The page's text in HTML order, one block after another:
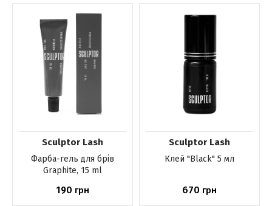
Sculptor Lash
Фарба-гель для брів
Graphite, 15 ml
190 грн
Sculptor Lash
Клей "Black" 5 мл
670 грн